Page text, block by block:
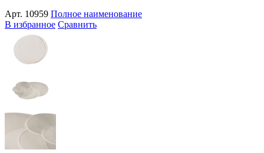
Арт. 10959 Полное наименование
В избранное Сравнить